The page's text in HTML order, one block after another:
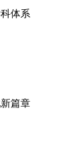
体系
篇章